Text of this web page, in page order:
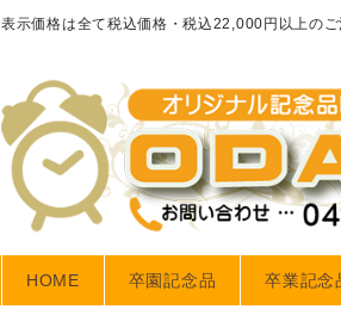
表示価格は全て税込価格・税込22,000円以上の
HOME 卒園記念品 卒業記念